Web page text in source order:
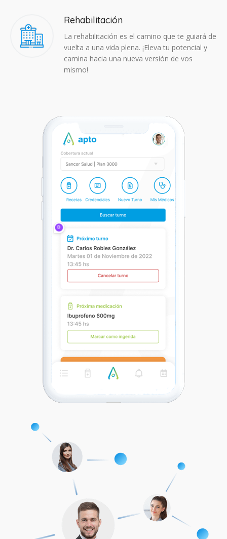
Rehabilitación
La rehabilitación es el camino que te guiará de
vuelta a una vida plena. ¡Eleva tu potencial y
camina hacia una nueva versión de vos
mismo!